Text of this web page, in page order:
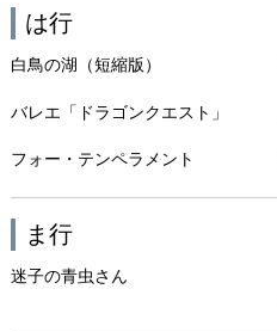
は行
白鳥の湖（短縮版）
バレエ「ドラゴンクエスト」
フォー・テンペラメント
ま行
迷子の青虫さん